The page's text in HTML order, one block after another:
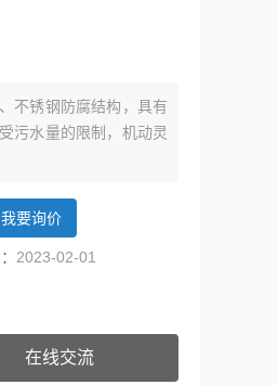
不锈钢防腐结构，具有
污水量的限制，机动灵
我要询价
2023-02-01
在线交流